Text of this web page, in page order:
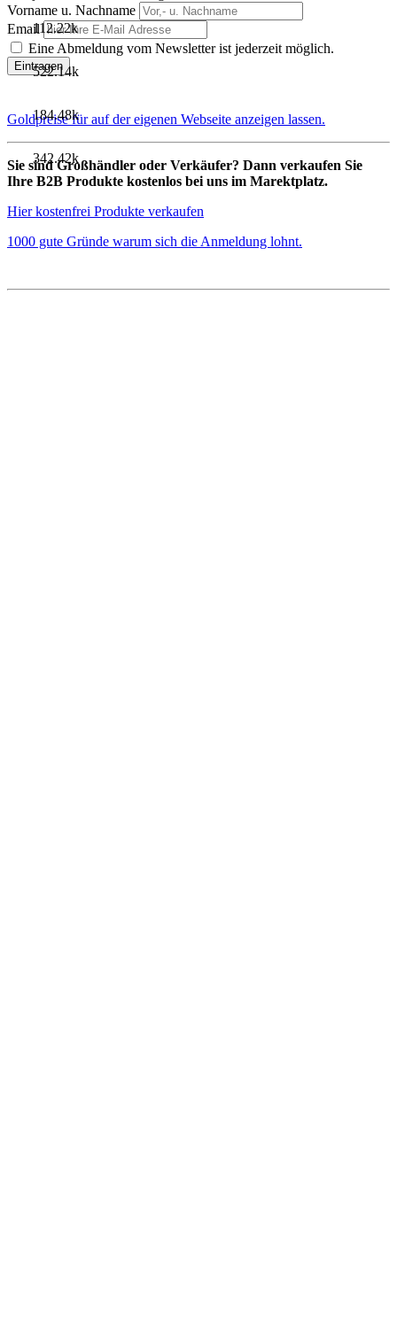
Vorname u. Nachname
Email
Eine Abmeldung vom Newsletter ist jederzeit möglich.
Goldpreise für auf der eigenen Webseite anzeigen lassen.
Sie sind Großhändler oder Verkäufer? Dann verkaufen Sie
Ihre B2B Produkte kostenlos bei uns im Marektplatz.
Hier kostenfrei Produkte verkaufen
1000 gute Gründe warum sich die Anmeldung lohnt.
112.22k
522.14k
184.48k
342.42k